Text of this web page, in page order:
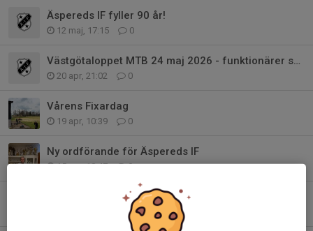
Äspereds IF fyller 90 år!
12 maj, 17:15 0
Västgötaloppet MTB 24 maj 2026 - funktionärer sökes!
20 apr, 21:02 0
Vårens Fixardag
19 apr, 10:39 0
Ny ordförande för Äspereds IF
15 apr, 18:47 0
Swish, Fritidskortet och nytt Bankgiro
0